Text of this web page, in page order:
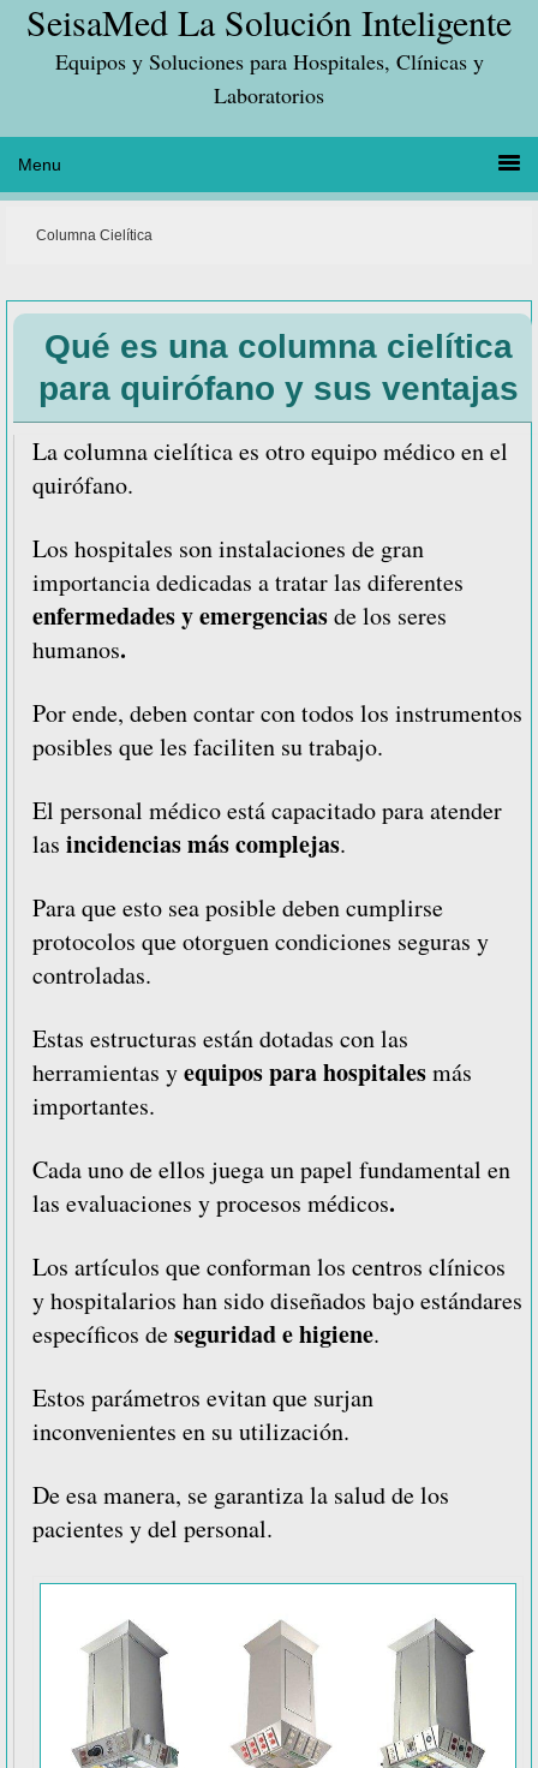
Saltar
principal
Saltar
contenido
Saltar
lateral
principal
SeisaMed La Solución Inteligente
Equipos y Soluciones para Hospitales, Clínicas y
Laboratorios
Columna Cielítica
Qué es una columna cielítica
para quirófano y sus ventajas
La columna cielítica es otro equipo médico en el
quirófano.
Los hospitales son instalaciones de gran
importancia dedicadas a tratar las diferentes
enfermedades y emergenciasde los seres
humanos.
Por ende, deben contar con todos los instrumentos
posibles que les faciliten su trabajo.
El personal médico está capacitado para atender
las incidencias más complejas.
Para que esto sea posible deben cumplirse
protocolos que otorguen condiciones seguras y
controladas.
Estas estructuras están dotadas con las
herramientas yequipos para hospitalesmás
importantes.
Cada uno de ellos juega un papel fundamental en
las evaluaciones y procesos médicos.
Los artículos que conforman los centros clínicos
y hospitalarios han sido diseñados bajo estándares
específicos deseguridad e higiene.
Estos parámetros evitan que surjan
inconvenientes en su utilización.
De esa manera, se garantiza la salud de los
pacientes y del personal.